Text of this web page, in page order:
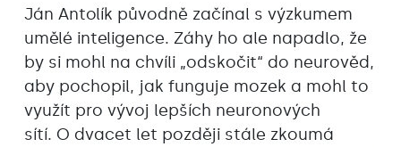
Ján Antolík původně začínal s výzkumem
umělé inteligence. Záhy ho ale napadlo, že
by si mohl na chvíli „odskočit“ do neurověd,
aby pochopil, jak funguje mozek a mohl to
využít pro vývoj lepších neuronových
sítí. O dvacet let později stále zkoumá